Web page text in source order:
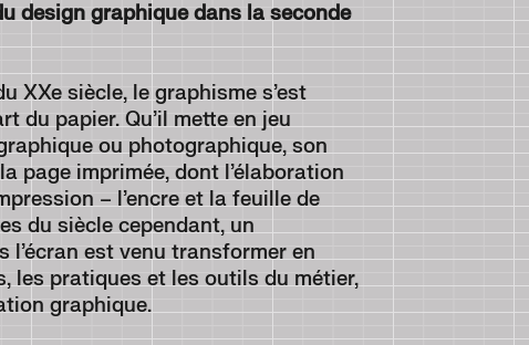
design graphique dans la seconde
XXe siècle, le graphisme s’est
du papier. Qu’il mette en jeu
ou photographique, son
page imprimée, dont l’élaboration
– l’encre et la feuille de
du siècle cependant, un
l’écran est venu transformer en
les pratiques et les outils du métier,
graphique.